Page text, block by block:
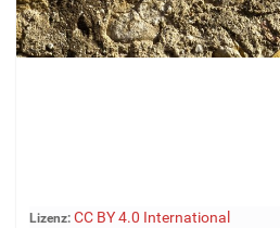
ZLizenz: CC BY 4.0 International